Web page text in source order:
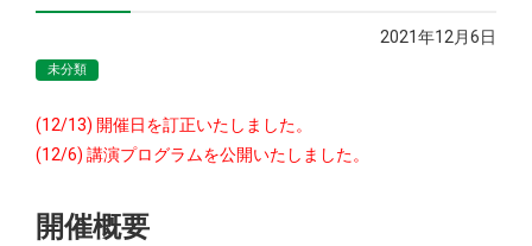
2021年12月6日
未分類
(12/13) 開催日を訂正いたしました。
(12/6) 講演プログラムを公開いたしました。
開催概要